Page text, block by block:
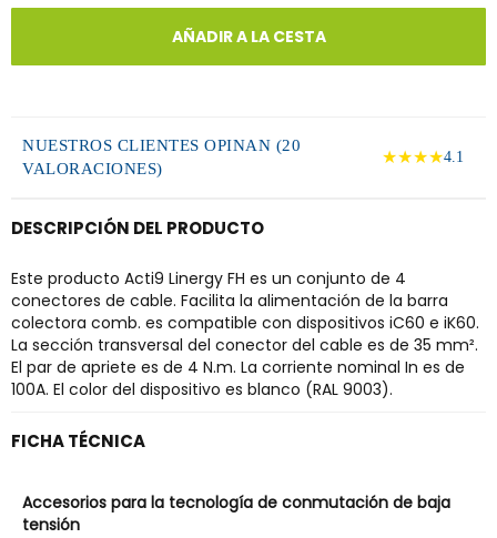
AÑADIR A LA CESTA
NUESTROS CLIENTES OPINAN (20
VALORACIONES)
★★★★4.1
DESCRIPCIÓN DEL PRODUCTO
Este producto Acti9 Linergy FH es un conjunto de 4
conectores de cable. Facilita la alimentación de la barra
colectora comb. es compatible con dispositivos iC60 e iK60.
La sección transversal del conector del cable es de 35 mm².
El par de apriete es de 4 N.m. La corriente nominal In es de
100A. El color del dispositivo es blanco (RAL 9003).
FICHA TÉCNICA
Accesorios para la tecnología de conmutación de baja
tensión